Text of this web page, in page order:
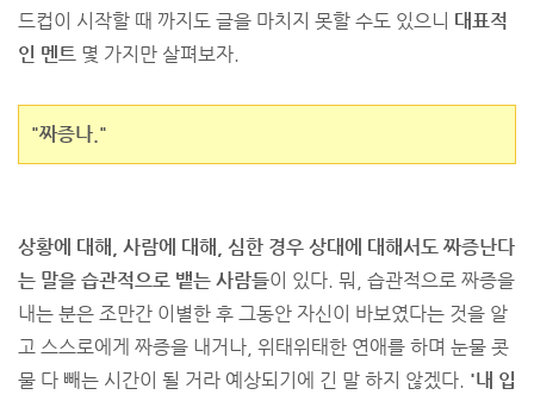
드컵이 시작할 때 까지도 글을 마치지 못할 수도 있으니 대표적
인 멘트 몇 가지만 살펴보자.
"짜증나."
상황에 대해, 사람에 대해, 심한 경우 상대에 대해서도 짜증난다
는 말을 습관적으로 뱉는 사람들이 있다. 뭐, 습관적으로 짜증을
내는 분은 조만간 이별한 후 그동안 자신이 바보였다는 것을 알
고 스스로에게 짜증을 내거나, 위태위태한 연애를 하며 눈물 콧
물 다 빼는 시간이 될 거라 예상되기에 긴 말 하지 않겠다. '내 입